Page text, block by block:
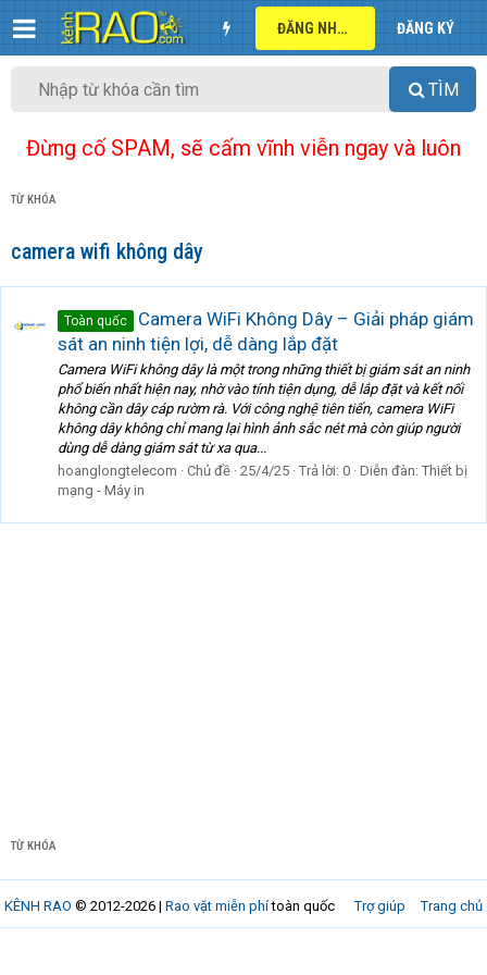
ĐĂNG NHẬP ĐĂNG KÝ
TÌM
Đừng cố SPAM, sẽ cấm vĩnh viễn ngay và luôn
TỪ KHÓA
camera wifi không dây
Toàn quốc
Camera WiFi Không Dây – Giải pháp giám
sát an ninh tiện lợi, dễ dàng lắp đặt
Camera WiFi không dây là một trong những thiết bị giám sát an ninh
phổ biến nhất hiện nay, nhờ vào tính tiện dụng, dễ lắp đặt và kết nối
không cần dây cáp rườm rà. Với công nghệ tiên tiến, camera WiFi
không dây không chỉ mang lại hình ảnh sắc nét mà còn giúp người
dùng dễ dàng giám sát từ xa qua...
hoanglongtelecom
Chủ đề 25/4/25 Trả lời: 0 Diễn đàn: Thiết bị
mạng - Máy in
TỪ KHÓA
Trợ giúp Trang chủ
KÊNH RAO © 2012-2026 | Rao vặt miễn phítoàn quốc